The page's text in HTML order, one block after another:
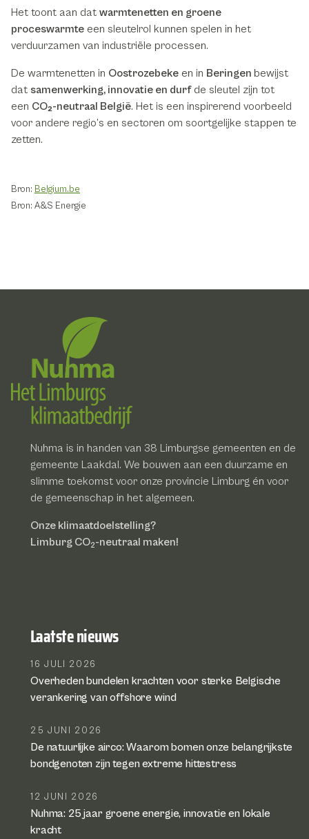
Het toont aan dat warmtenetten en groene
proceswarmte een sleutelrol kunnen spelen in het
verduurzamen van industriële processen.
De warmtenetten in Oostrozebeke en in Beringen bewijst
dat samenwerking, innovatie en durfde sleutel zijn tot
een CO₂-neutraal België. Het is een inspirerend voorbeeld
voor andere regio’s en sectoren om soortgelijke stappen te
zetten.
Bron: Belgium.be
Bron: A&S Energie
Nuhma is in handen van 38 Limburgse gemeenten en de
gemeente Laakdal. We bouwen aan een duurzame en
slimme toekomst voor onze provincie Limburg én voor
de gemeenschap in het algemeen.
Onze klimaatdoelstelling?
Limburg CO2-neutraal maken!
Laatste nieuws
16 JULI 2026
Overheden bundelen krachten voor sterke Belgische
verankering van offshore wind
25 JUNI 2026
De natuurlijke airco: Waarom bomen onze belangrijkste
bondgenoten zijn tegen extreme hittestress
12 JUNI 2026
Nuhma: 25 jaar groene energie, innovatie en lokale
kracht